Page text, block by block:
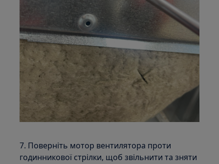
7. Поверніть мотор вентилятора проти
годинникової стрілки, щоб звільнити та зняти